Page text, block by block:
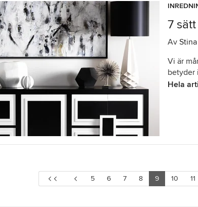
7
Av
Vi är
betyder
Hela
5 6 7 8 9 10 11